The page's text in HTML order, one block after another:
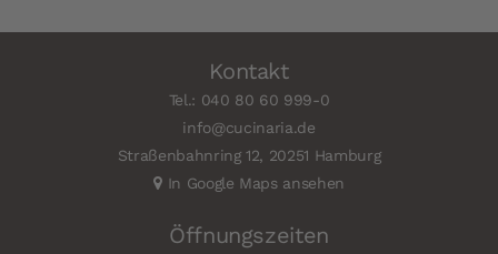
Kontakt
Tel.: 040 80 60 999-0
info@cucinaria.de
Straßenbahnring 12, 20251 Hamburg
In Google Maps ansehen
Öffnungszeiten